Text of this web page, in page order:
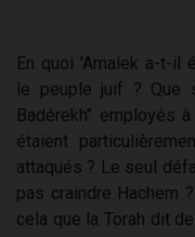
En quoi 'Amalek a-t-il
le peuple juif ? Que
Badérekh" employés
étaient
attaqués ? Le seul
pas craindre Hachem
cela que la Torah dit